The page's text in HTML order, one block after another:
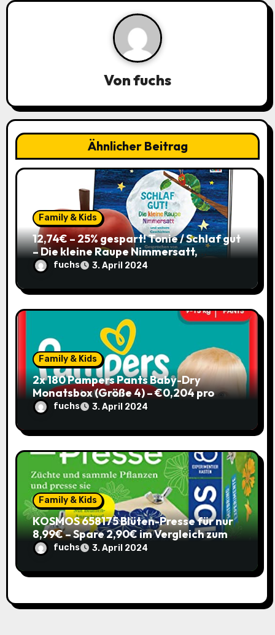
g
v
i
g
i
o
n
Vonfuchs
Ähnlicher Beitrag
Family & Kids
12,74€ – 25% gespart! Tonie / Schlaf gut
– Die kleine Raupe Nimmersatt,
Hörbuch für Kinder ab 3 / mit Coupon
fuchs 3. April 2024
Family & Kids
2x 180 Pampers Pants Baby-Dry
Monatsbox (Größe 4) – €0,204 pro
Pants (Sparabo) – Spare €38,39
fuchs 3. April 2024
Family & Kids
KOSMOS 658175 Blüten-Presse für nur
8,99€ – Spare 2,90€ im Vergleich zum
alten Preis!
fuchs 3. April 2024